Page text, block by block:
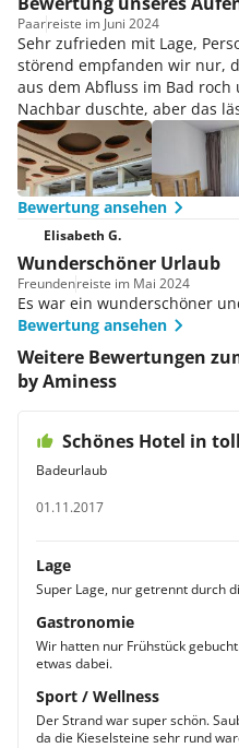
Paarreiste im Juni 2024
Sehr zufrieden mit Lage,
störend empfanden wir nur,
aus dem Abfluss im Bad
Nachbar duschte, aber das
Bewertung ansehen
Elisabeth G.
Wunderschöner Urlaub
Freundenreiste im Mai 2024
Es war ein wunderschöner
Bewertung ansehen
Weitere Bewertungen
by Aminess
Schönes Hotel in
Badeurlaub
01.11.2017
Lage
Super Lage, nur getrennt durch
Gastronomie
Wir hatten nur Frühstück
etwas dabei.
Sport / Wellness
Der Strand war super schön.
da die Kieselsteine sehr rund